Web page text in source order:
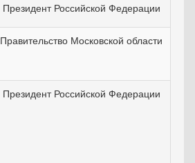
Президент Российской Федерации
Правительство Московской области
Президент Российской Федерации